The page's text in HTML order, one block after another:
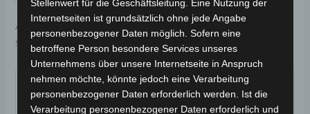
Artikelnummer: H.VS1.030 Kategorie:
Schlagwort:
Elektrik & Beleuchtung
Garantiert sicherer Checkout
Stellenwert für die Geschäftsleitung. Eine Nutzung der
Internetseiten ist grundsätzlich ohne jede Angabe
personenbezogener Daten möglich. Sofern eine
betroffene Person besondere Services unseres
Unternehmens über unsere Internetseite in Anspruch
nehmen möchte, könnte jedoch eine Verarbeitung
personenbezogener Daten erforderlich werden. Ist die
Verarbeitung personenbezogener Daten erforderlich und